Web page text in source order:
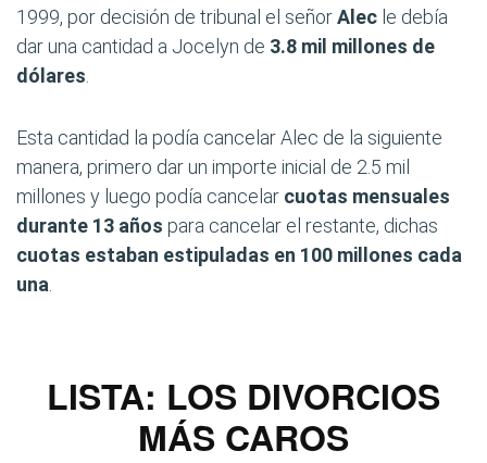
1999, por decisión de tribunal el señorAlec le debía
dar una cantidad a Jocelyn de 3.8 mil millones de
dólares
Esta cantidad la podía cancelar Alec de la siguiente
manera, primero dar un importe inicial de 2.5 mil
millones y luego podía cancelar cuotas mensuales
durante 13 años para cancelar el restante, dichas
cuotas estaban estipuladas en 100 millones cada
una
LISTA: LOS DIVORCIOS
MÁS CAROS